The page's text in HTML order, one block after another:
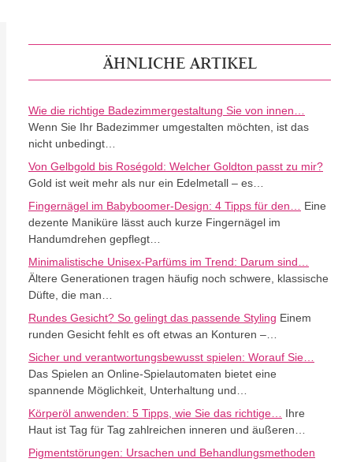
ÄHNLICHE ARTIKEL
Wie die richtige Badezimmergestaltung Sie von innen…
Wenn Sie Ihr Badezimmer umgestalten möchten, ist das
nicht unbedingt…
Von Gelbgold bis Roségold: Welcher Goldton passt zu mir?
Gold ist weit mehr als nur ein Edelmetall – es…
Fingernägel im Babyboomer-Design: 4 Tipps für den…
Eine
dezente Maniküre lässt auch kurze Fingernägel im
Handumdrehen gepflegt…
Minimalistische Unisex-Parfüms im Trend: Darum sind…
Ältere Generationen tragen häufig noch schwere, klassische
Düfte, die man…
Rundes Gesicht? So gelingt das passende Styling Einem
runden Gesicht fehlt es oft etwas an Konturen –…
Sicher und verantwortungsbewusst spielen: Worauf Sie…
Das Spielen an Online-Spielautomaten bietet eine
spannende Möglichkeit, Unterhaltung und…
Körperöl anwenden: 5 Tipps, wie Sie das richtige…
Ihre
Haut ist Tag für Tag zahlreichen inneren und äußeren…
Pigmentstörungen: Ursachen und Behandlungsmethoden